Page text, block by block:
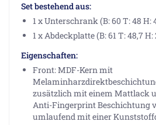
Set bestehend aus:
1 x Unterschrank (B: 60 T: 48 H:
1 x Abdeckplatte (B: 61 T: 48,7 H:
Eigenschaften:
Front: MDF-Kern mit
zusätzlich mit einem Mattlack
Anti-Fingerprint Beschichtung
umlaufend mit einer